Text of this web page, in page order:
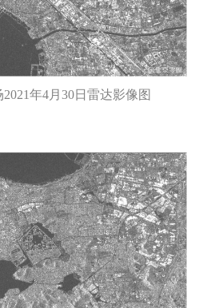
年4月30日雷达影像图